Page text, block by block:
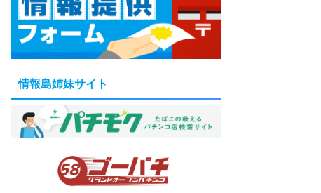
情報島姉妹サイト